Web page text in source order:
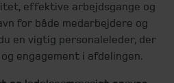
effektive arbejdsgange og
for både medarbejdere og
en vigtig personaleleder, der
engagement i afdelingen.